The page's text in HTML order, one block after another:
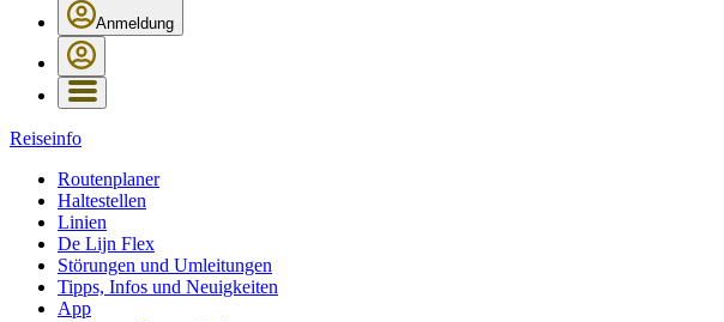
Anmeldung
Reiseinfo
Routenplaner
Haltestellen
Linien
De Lijn Flex
Störungen und Umleitungen
Tipps, Infos und Neuigkeiten
App